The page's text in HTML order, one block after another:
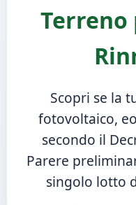
Scopri se la
fotovoltaico,
secondo il
Parere
singolo lotto